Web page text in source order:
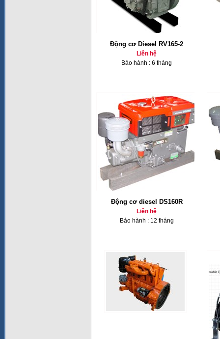
Động cơ Diesel RV165-2
Liên hệ
Bảo hành : 6 tháng
Động cơ diesel DS160R
Liên hệ
Bảo hành : 12 tháng